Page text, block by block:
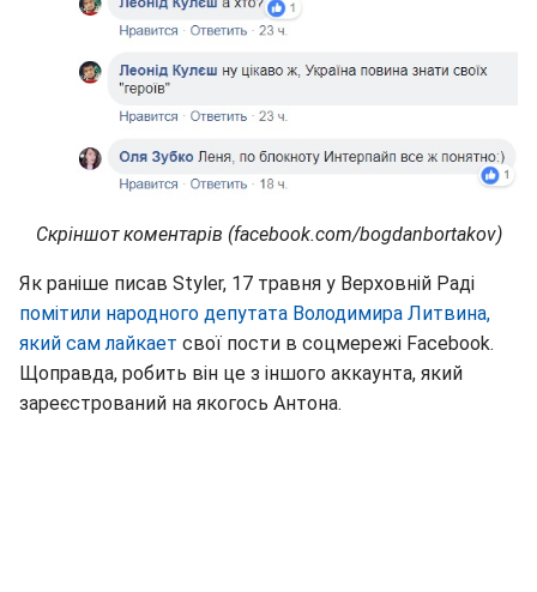
Скріншот коментарів (facebook.com/bogdanbortakov)
Як раніше писав Styler, 17 травня у Верховній Раді
помітили народного депутата Володимира Литвина,
який сам лайкает свої пости в соцмережі Facebook.
Щоправда, робить він це з іншого аккаунта, який
зареєстрований на якогось Антона.